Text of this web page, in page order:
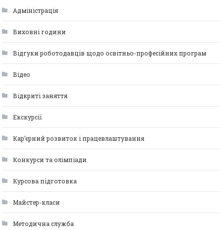
Адміністрація
Виховні години
Відгуки роботодавців щодо освітньо-професійних програм
Відео
Відкриті заняття
Екскурсії
Кар’єрний розвиток і працевлаштування
Конкурси та олімпіади
Курсова підготовка
Майстер-класи
Методична служба